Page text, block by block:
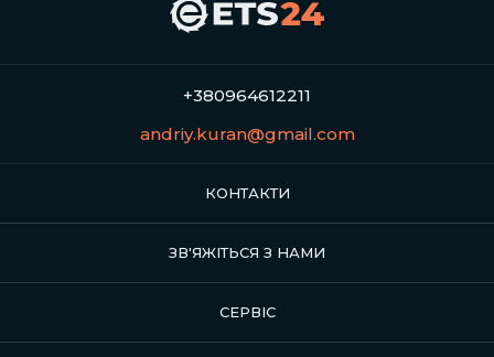
+380964612211
andriy.kuran@gmail.com
КОНТАКТИ
ЗВ'ЯЖІТЬСЯ З НАМИ
СЕРВІС